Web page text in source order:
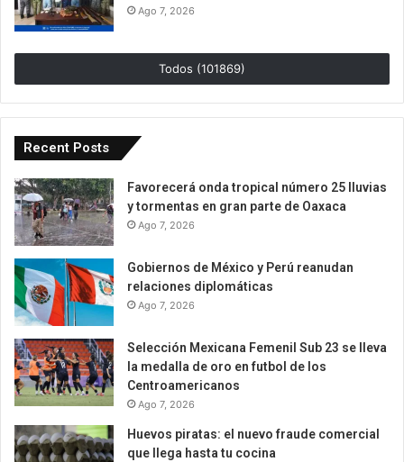
Ago 7, 2026
Todos (101869)
Recent Posts
Favorecerá onda tropical número 25 lluvias
y tormentas en gran parte de Oaxaca
Ago 7, 2026
Gobiernos de México y Perú reanudan
relaciones diplomáticas
Ago 7, 2026
Selección Mexicana Femenil Sub 23 se lleva
la medalla de oro en futbol de los
Centroamericanos
Ago 7, 2026
Huevos piratas: el nuevo fraude comercial
que llega hasta tu cocina